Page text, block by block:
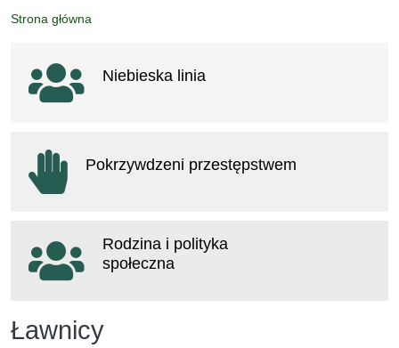
Strona główna
Ławnicy
Ważne linki
Niebieska linia
Pokrzywdzeni przestępstwem
Rodzina i polityka
społeczna